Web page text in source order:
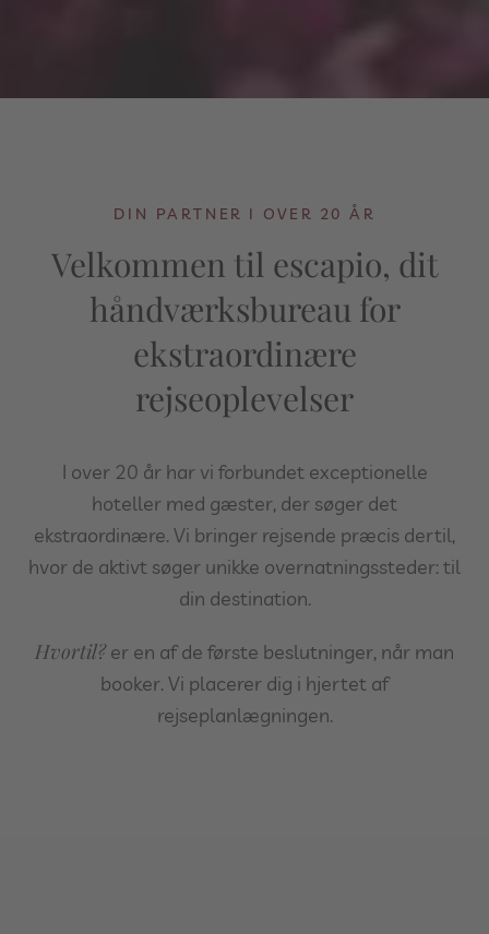
DIN PARTNER I OVER 20 ÅR
Velkommen til escapio, dit
håndværksbureau for
ekstraordinære
rejseoplevelser
I over 20 år har vi forbundet exceptionelle
hoteller med gæster, der søger det
ekstraordinære. Vi bringer rejsende præcis dertil,
hvor de aktivt søger unikke overnatningssteder: til
din destination.
Hvortil?er en af de første beslutninger, når man
booker. Vi placerer dig i hjertet af
rejseplanlægningen.